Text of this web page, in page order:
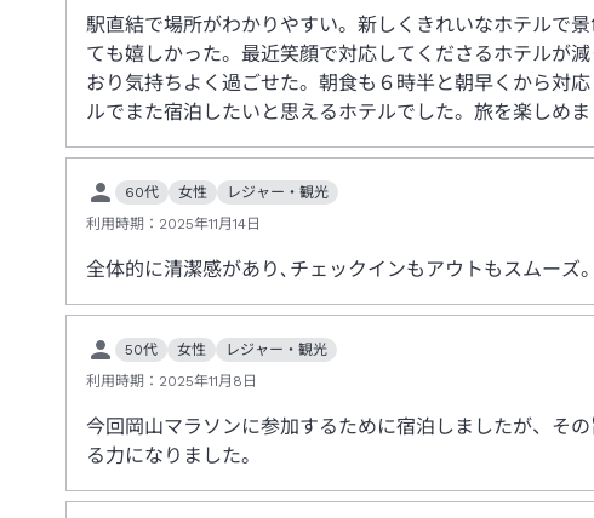
駅直結で場所がわかりやすい。新しくきれいなホテルで
ても嬉しかった。最近笑顔で対応してくださるホテルが
おり気持ちよく過ごせた。朝食も６時半と朝早くから対
ルでまた宿泊したいと思えるホテルでした。旅を楽しめ
60代 女性
レジャー・観光
利用時期： 2025年11月14日
全体的に清潔感があり､チェックインもアウトもスムーズ
50代 女性
レジャー・観光
利用時期： 2025年11月8日
今回岡山マラソンに参加するために宿泊しましたが、そ
る力になりました。